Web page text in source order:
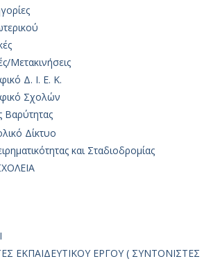
Μετακινήσεις
Δ. Ι. Ε. Κ.
Σχολών
Βαρύτητας
Δίκτυο
και Σταδιοδρομίας
ΕΚΠΑΙΔΕΥΤΙΚΟΥ ΕΡΓΟΥ ( ΣΥΝΤΟΝΙΣΤΕΣ